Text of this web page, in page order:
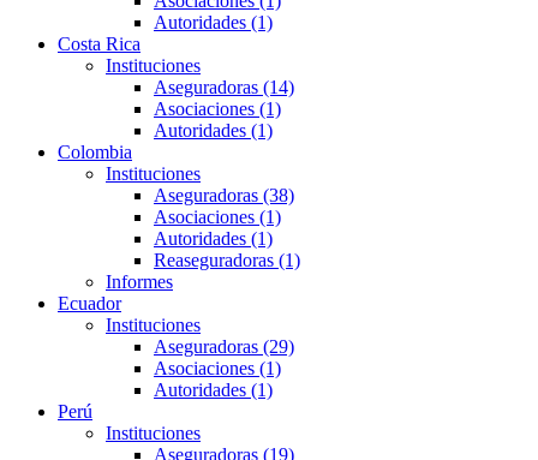
Autoridades (1)
Costa Rica
Instituciones
Aseguradoras (14)
Asociaciones (1)
Autoridades (1)
Colombia
Instituciones
Aseguradoras (38)
Asociaciones (1)
Autoridades (1)
Reaseguradoras (1)
Informes
Ecuador
Instituciones
Aseguradoras (29)
Asociaciones (1)
Autoridades (1)
Perú
Instituciones
Aseguradoras (19)